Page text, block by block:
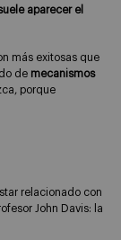
aparecer el
más exitosas que
de mecanismos
porque
relacionado con
John Davis: la